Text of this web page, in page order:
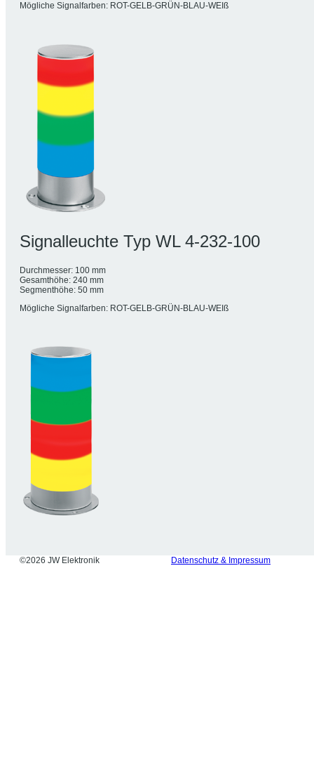
Mögliche Signalfarben: ROT-GELB-GRÜN-BLAU-WEIß
Signalleuchte Typ WL 4-232-100
Durchmesser: 100 mm
Gesamthöhe: 240 mm
Segmenthöhe: 50 mm
Mögliche Signalfarben: ROT-GELB-GRÜN-BLAU-WEIß
©2026 JW Elektronik Datenschutz & Impressum